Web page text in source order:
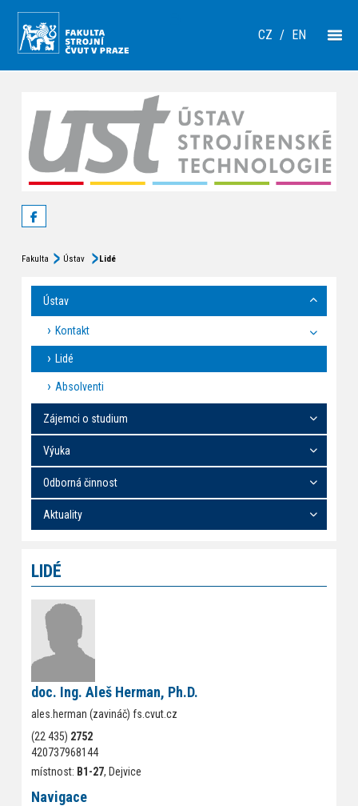
CZ / EN
Fakulta Ústav Lidé
Ústav
Kontakt
Lidé
Absolventi
Zájemci o studium
Výuka
Odborná činnost
Aktuality
LIDÉ
doc. Ing. Aleš Herman, Ph.D.
ales.herman (zavináč) fs.cvut.cz
(22 435) 2752
420737968144
místnost: B1-27, Dejvice
Navigace